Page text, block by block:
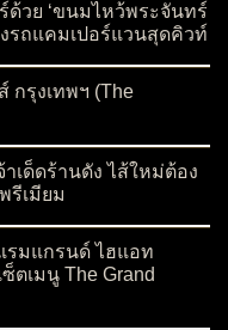
ด้วย ‘ขนมไหว้พระจันทร์
งรถแคมเปอร์แวนสุดคิวท์
กรุงเทพฯ (The
เด็ดร้านดัง ไส้ใหม่ต้อง
รีเมียม
รมแกรนด์ ไฮแอท
ตเมนู The Grand